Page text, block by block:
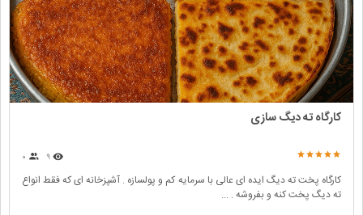
کارگاه ته دیگ سازی
۹
کارگاه پخت ته دیگ ایده ای عالی با سرمایه کم و پولسازه . آشپزخانه ای که فقط انواع
ته دیگ پخت کنه و بفروشه . ...